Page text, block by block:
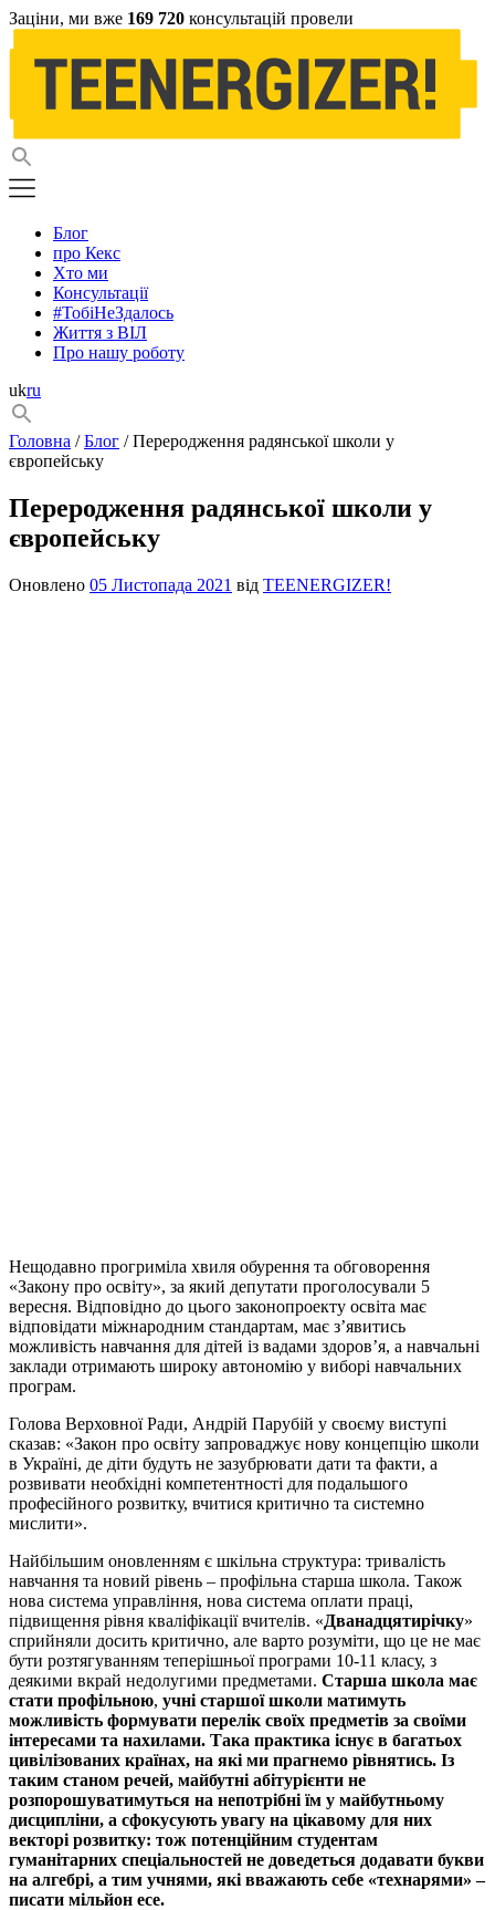
Заціни, ми вже 169 720 консультацій провели
Блог
про Кекс
Хто ми
Консультації
#ТобіНеЗдалось
Життя з ВІЛ
Про нашу роботу
ukru
Головна /Блог / Переродження радянської школи у
європейську
Переродження радянської школи у
європейську
Оновлено 05 Листопада 2021 від TEENERGIZER!
Нещодавно прогриміла хвиля обурення та обговорення
«Закону про освіту», за який депутати проголосували 5
вересня. Відповідно до цього законопроекту освіта має
відповідати міжнародним стандартам, має з’явитись
можливість навчання для дітей із вадами здоров’я, а навчальні
заклади отримають широку автономію у виборі навчальних
програм.
Голова Верховної Ради, Андрій Парубій у своєму виступі
сказав: «Закон про освіту запроваджує нову концепцію школи
в Україні, де діти будуть не зазубрювати дати та факти, а
розвивати необхідні компетентності для подальшого
професійного розвитку, вчитися критично та системно
мислити».
Найбільшим оновленням є шкільна структура: тривалість
навчання та новий рівень – профільна старша школа. Також
нова система управління, нова система оплати праці,
підвищення рівня кваліфікації вчителів. «Дванадцятирічку»
сприйняли досить критично, але варто розуміти, що це не має
бути розтягуванням теперішньої програми 10-11 класу, з
деякими вкрай недолугими предметами. Старша школа має
стати профільною, учні старшої школи матимуть
можливість формувати перелік своїх предметів за своїми
інтересами та нахилами. Така практика існує в багатьох
цивілізованих країнах, на які ми прагнемо рівнятись. Із
таким станом речей, майбутні абітурієнти не
розпорошуватимуться на непотрібні їм у майбутньому
дисципліни, а сфокусують увагу на цікавому для них
векторі розвитку: тож потенційним студентам
гуманітарних спеціальностей не доведеться додавати букви
на алгебрі, а тим учнями, які вважають себе «технарями» –
писати мільйон есе.